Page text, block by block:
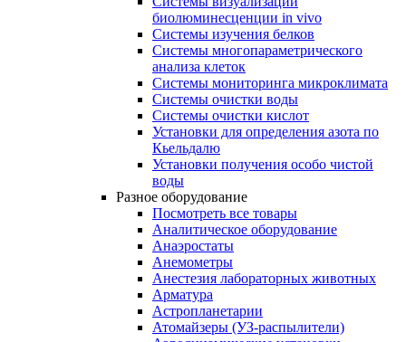
биолюминесценции in vivo
Системы изучения белков
Системы многопараметрического
анализа клеток
Системы мониторинга микроклимата
Системы очистки воды
Системы очистки кислот
Установки для определения азота по
Кьельдалю
Установки получения особо чистой
воды
Разное оборудование
Посмотреть все товары
Аналитическое оборудование
Анаэростаты
Анемометры
Анестезия лабораторных животных
Арматура
Астропланетарии
Атомайзеры (УЗ-распылители)